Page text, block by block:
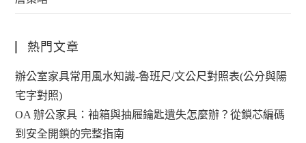
熱門文章
辦公室家具常用風水知識-魯班尺/文公尺對照表(公分與陽
宅字對照)
OA 辦公家具：袖箱與抽屜鑰匙遺失怎麼辦？從鎖芯編碼
到安全開鎖的完整指南